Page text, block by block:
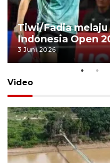
Tiwi/Fadia melaju
Indonesia Open
3 Juni 2026
Video